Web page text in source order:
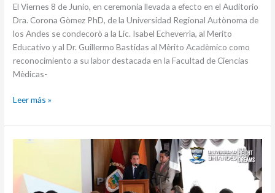
El Viernes 8 de Junio, en ceremonia llevada a efecto en el Auditorio
Dra. Corona Gòmez PhD, de la Universidad Regional Autònoma de
los Andes se condecorò a la Lic. Isabel Echeverrìa, al Merito
Educativo y al Dr. Guillermo Bastidas al Mèrito Acadèmico como
reconocimiento a su labor destacada en la Facultad de Ciencias
Mèdicas-
reconoce
y
condecora
a
sus
docentes
Leer más »
Presentación
los
programas